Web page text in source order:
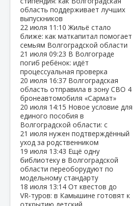
область поддерживает лучших
выпускников
22 июля 11:10Жильё стало
ближе: как маткапитал помогает
семьям Волгоградской области
21 июля 09:23 В Волгограде
погиб ребёнок: идёт
процессуальная проверка
20 июля 16:37 Волгоградская
область отправила в зону СВО 4
бронеавтомобиля «Сармат»
20 июля 14:15 Новое условие для
единого пособия в
Волгоградской области: с
21 июля нужен подтверждённый
уход за родственником
19 июля 13:43 Ещё одну
библиотеку в Волгоградской
области переоборудуют по
модельному стандарту
18 июля 13:14 От квестов до
VR‑туров: в Камышине готовят к